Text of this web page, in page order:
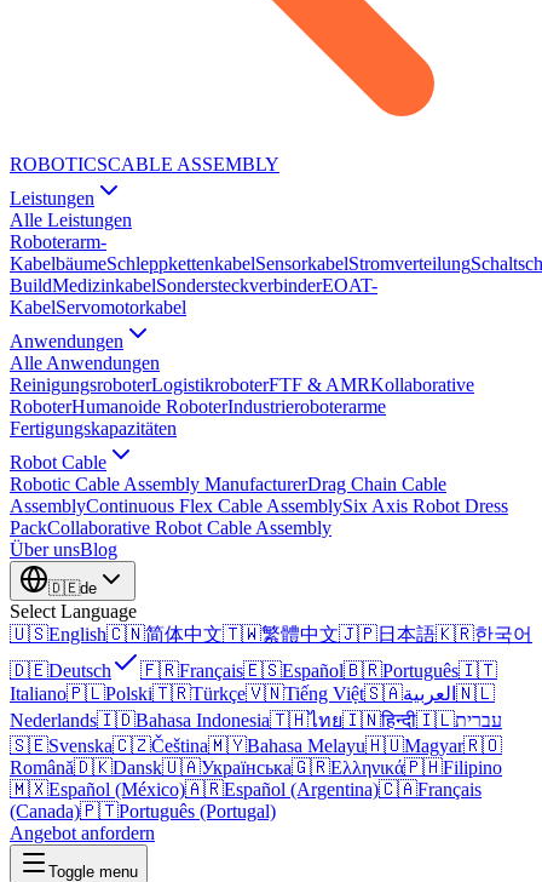
ROBOTICSCABLE ASSEMBLY
Leistungen
Alle Leistungen
Roboterarm-
KabelbäumeSchleppkettenkabelSensorkabelStromverteilung
BuildMedizinkabelSondersteckverbinderEOAT-
KabelServomotorkabel
Anwendungen
Alle Anwendungen
ReinigungsroboterLogistikroboterFTF & AMRKollaborative
RoboterHumanoide RoboterIndustrieroboterarme
Fertigungskapazitäten
Robot Cable
Robotic Cable Assembly ManufacturerDrag Chain Cable
AssemblyContinuous Flex Cable AssemblySix Axis Robot Dress
PackCollaborative Robot Cable Assembly
Über unsBlog
🇩🇪de
Select Language
🇺🇸English🇨🇳简体中文🇹🇼繁體中文🇯🇵日本語🇰🇷한국어
🇩🇪Deutsch 🇫🇷Français🇪🇸Español🇧🇷Português🇮🇹
Italiano🇵🇱Polski🇹🇷Türkçe🇻🇳Tiếng Việt🇸🇦العربية 🇳🇱
Nederlands🇮🇩Bahasa Indonesia🇹🇭ไทย🇮🇳हिन्दी🇮🇱עברית
🇸🇪Svenska🇨🇿Čeština🇲🇾Bahasa Melayu🇭🇺Magyar🇷🇴
Română🇩🇰Dansk🇺🇦Українська🇬🇷Ελληνικά🇵🇭Filipino
🇲🇽Español (México)🇦🇷Español (Argentina)🇨🇦Français
(Canada)🇵🇹Português (Portugal)
Angebot anfordern
Toggle menu